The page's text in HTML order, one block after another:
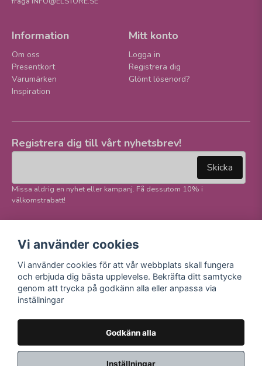
Information
Om oss
Presentkort
Varumärken
Inspiration
Mitt konto
Logga in
Registrera dig
Glömt lösenord?
Registrera dig till vårt nyhetsbrev!
Skicka
Missa aldrig en nyhet eller kampanj. Få dessutom 10% i
välkomstrabatt!
sociala medier!
Facebook
Instagram
Youtube
E-handel
Vi använder cookies
Vi använder cookies för att vår webbplats skall fungera
och erbjuda dig bästa upplevelse. Bekräfta ditt samtycke
genom att trycka på godkänn alla eller anpassa via
inställningar
Godkänn alla
Inställningar